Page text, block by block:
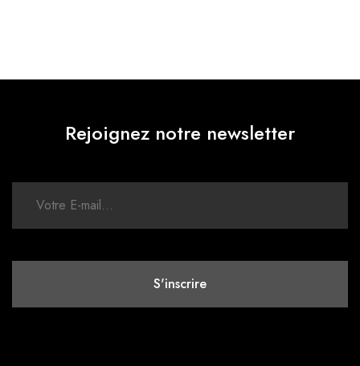
Rejoignez notre newsletter